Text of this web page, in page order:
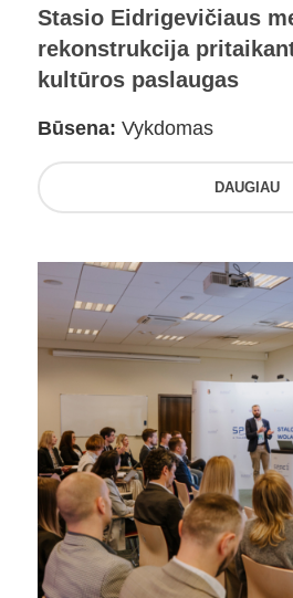
Stasio Eidrigevičiaus
rekonstrukcija
kultūros paslaugas
Būsena: Vykdomas
DAUGIAU